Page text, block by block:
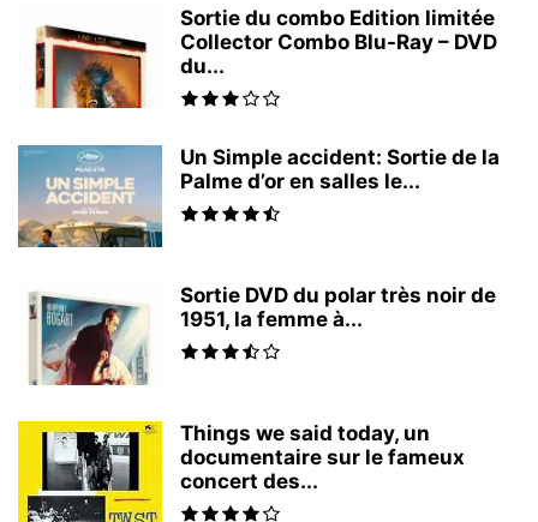
Sortie du combo Edition limitée
Collector Combo Blu-Ray – DVD
du...
Un Simple accident: Sortie de la
Palme d’or en salles le...
Sortie DVD du polar très noir de
1951, la femme à...
Things we said today, un
documentaire sur le fameux
concert des...